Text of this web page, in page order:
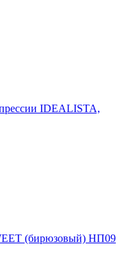
IDEALISTA,
(бирюзовый) НП09